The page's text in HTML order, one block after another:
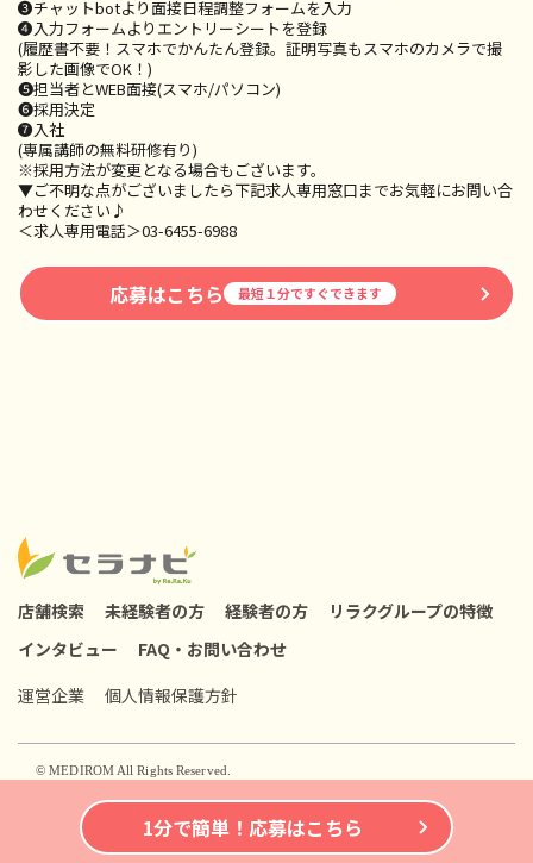
❸チャットbotより面接日程調整フォームを入力
❹入力フォームよりエントリーシートを登録
(履歴書不要！スマホでかんたん登録。証明写真もスマホのカメラで撮
影した画像でOK！)
❺担当者とWEB面接(スマホ/パソコン)
❻採用決定
❼入社
(専属講師の無料研修有り)
※採用方法が変更となる場合もございます。
▼ご不明な点がございましたら下記求人専用窓口までお気軽にお問い合
わせください♪
＜求人専用電話＞03-6455-6988
応募はこちら 最短１分ですぐできます
1分で簡単！応募はこちら
店舗検索 未経験者の方 経験者の方
リラクグループの特徴
インタビュー
FAQ・お問い合わせ
運営企業
個人情報保護方針
© MEDIROM All Rights Reserved.